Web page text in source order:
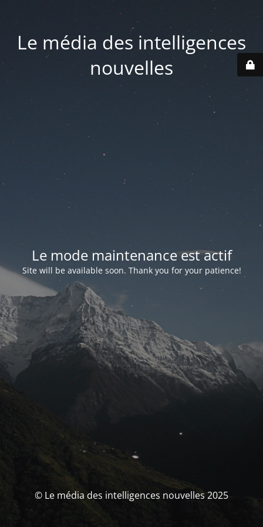
Le média des intelligences
nouvelles
Le mode maintenance est actif
Site will be available soon. Thank you for your patience!
© Le média des intelligences nouvelles 2025